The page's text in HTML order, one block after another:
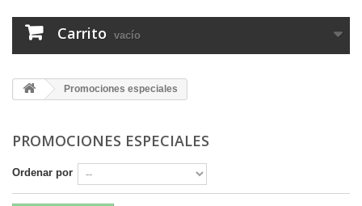
Carrito vacío
Promociones especiales
PROMOCIONES ESPECIALES
Ordenar por